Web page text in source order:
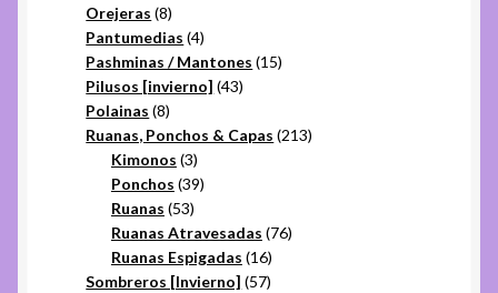
productos
Orejeras 88
productos
Pantumedias 44
productos
Pashminas / Mantones 1515
Pilusos [invierno] 4343
Polainas 88
productos
Ruanas, Ponchos & Capas 213213
Kimonos 33
productos
Ponchos 3939
Ruanas 5353
productos
Ruanas Atravesadas 7676
Ruanas Espigadas 1616
productos
Sombreros [Invierno] 5757